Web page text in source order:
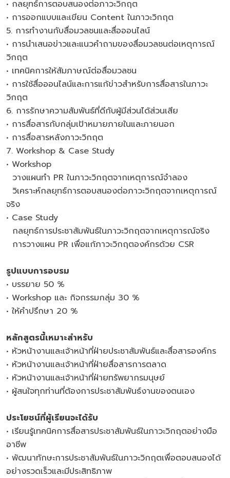
• กลยุทธ์การตอบสนองต่อภาวะวิกฤต
• การออกแบบและเขียน Content ในภาวะวิกฤต
5. การทำงานกับสื่อมวลชนและสื่อออนไลน์
• การนำเสนอข่าวและแนวคำถามของสื่อมวลชนต่อเหตุการณ์
วิกฤต
• เทคนิคการให้สัมภาษณ์ต่อสื่อมวลชน
• การใช้สื่อออนไลน์และการแก้ข่าวสำหรับการสื่อสารในภาวะ
วิกฤต
6. การรักษาความสัมพันธ์ที่ดีกับผู้มีส่วนได้ส่วนเสีย
• การสื่อสารกับกลุ่มเป้าหมายภายในและภายนอก
• การสื่อสารหลังภาวะวิกฤต
7. Workshop & Case Study
• Workshop
วางแผนทำ PR ในภาวะวิกฤตจากเหตุการณ์จำลอง
วิเคราะห์กลยุทธ์การตอบสนองต่อภาวะวิกฤตจากเหตุการณ์
จริง
• Case Study
กลยุทธ์การประชาสัมพันธ์ในภาวะวิกฤตจากเหตุการณ์จริง
การวางแผน PR เพื่อแก้ภาวะวิกฤตองค์กรด้วย CSR
รูปแบบการอบรม
• บรรยาย 50 %
• Workshop และ กิจกรรมกลุ่ม 30 %
• ให้คำปรึกษา 20 %
หลักสูตรนี้เหมาะสำหรับ
• หัวหน้างานและเจ้าหน้าที่ฝ่ายประชาสัมพันธ์และสื่อสารองค์กร
• หัวหน้างานและเจ้าหน้าที่ฝ่ายสื่อสารการตลาด
• หัวหน้างานและเจ้าหน้าที่ฝ่ายทรัพยากรมนุษย์
• ผู้สนใจทุกท่านที่ต้องการประชาสัมพันธ์งานของตนเอง
ประโยชน์ที่ผู้เรียนจะได้รับ
• เรียนรู้เทคนิคการสื่อสารประชาสัมพันธ์ในภาวะวิกฤตอย่างมือ
อาชีพ
• พัฒนาทักษะการประชาสัมพันธ์ในภาวะวิกฤตเพื่อตอบสนองได้
อย่างรวดเร็วและมีประสิทธิภาพ